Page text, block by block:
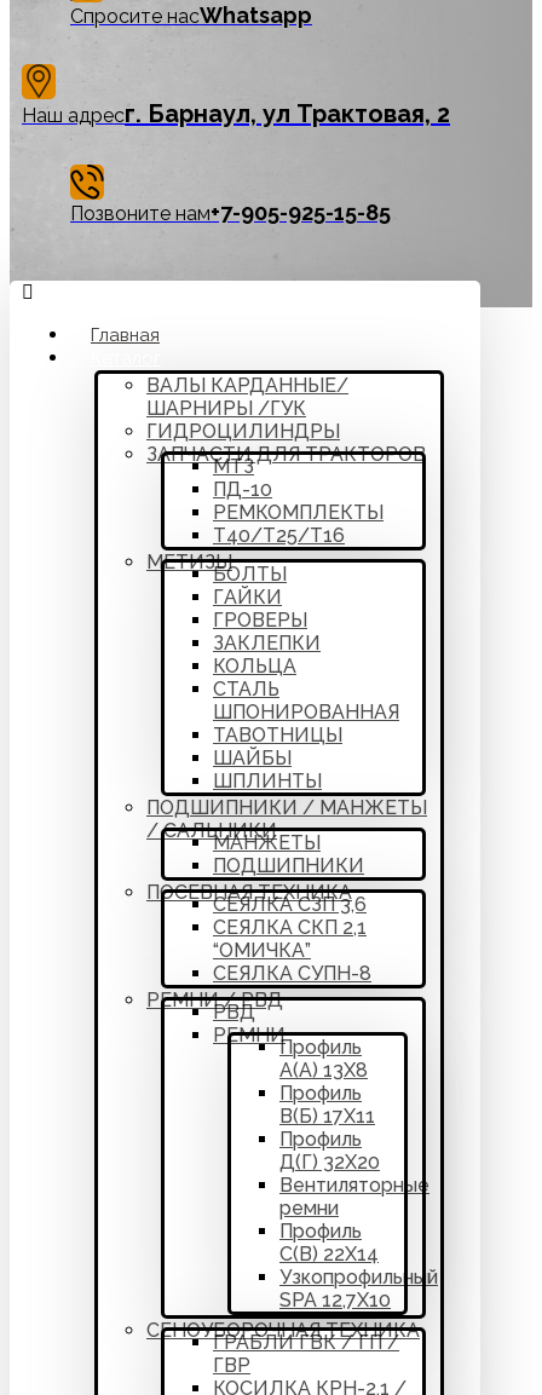
Спросите насWhatsapp
Наш адресг. Барнаул, ул Трактовая, 2
Позвоните нам‪+7-905-925-15-85
Главная
ВАЛЫ КАРДАННЫЕ/
ШАРНИРЫ /ГУК
ГИДРОЦИЛИНДРЫ
ЗАПЧАСТИ ДЛЯ ТРАКТОРОВ
МТЗ
ПД-10
РЕМКОМПЛЕКТЫ
Т40/Т25/Т16
МЕТИЗЫ
БОЛТЫ
ГАЙКИ
ГРОВЕРЫ
ЗАКЛЕПКИ
КОЛЬЦА
СТАЛЬ
ШПОНИРОВАННАЯ
ТАВОТНИЦЫ
ШАЙБЫ
ШПЛИНТЫ
ПОДШИПНИКИ / МАНЖЕТЫ
/ САЛЬНИКИ
МАНЖЕТЫ
ПОДШИПНИКИ
ПОСЕВНАЯ ТЕХНИКА
СЕЯЛКА СЗП 3,6
СЕЯЛКА СКП 2,1
“ОМИЧКА”
СЕЯЛКА СУПН-8
РЕМНИ / РВД
РВД
РЕМНИ
Профиль
А(А) 13Х8
Профиль
В(Б) 17Х11
Профиль
Д(Г) 32Х20
Вентиляторные
ремни
Профиль
С(В) 22Х14
Узкопрофильный
SPA 12,7Х10
СЕНОУБОРОЧНАЯ ТЕХНИКА
ГРАБЛИ ГВК / ГП /
ГВР
КОСИЛКА КРН-2,1 /